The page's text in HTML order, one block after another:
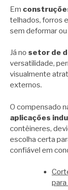
Em
telhados, forros
sem deformar
Já no setor de
versatilidade,
visualmente
externos.
O compensado
aplicações
contêineres,
escolha certa
confiável em